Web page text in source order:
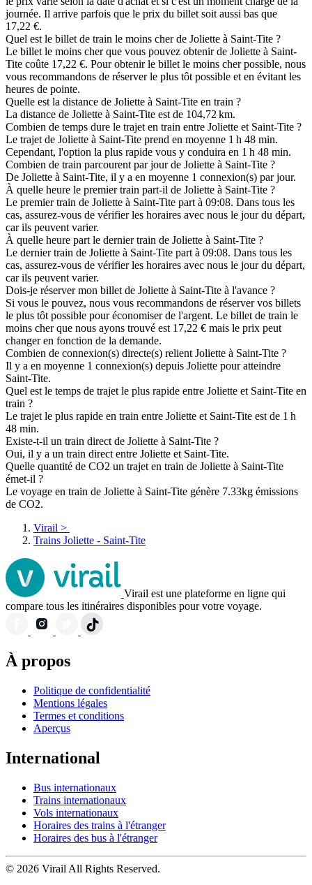
journée. Il arrive parfois que le prix du billet soit aussi bas que
17,22 €.
Quel est le billet de train le moins cher de Joliette à Saint-Tite ?
Le billet le moins cher que vous pouvez obtenir de Joliette à Saint-
Tite coûte 17,22 €. Pour obtenir le billet le moins cher possible, nous
vous recommandons de réserver le plus tôt possible et en évitant les
heures de pointe.
Quelle est la distance de Joliette à Saint-Tite en train ?
La distance de Joliette à Saint-Tite est de 104,72 km.
Combien de temps dure le trajet en train entre Joliette et Saint-Tite ?
Le trajet de Joliette à Saint-Tite prend en moyenne 1 h 48 min.
Cependant, l'option la plus rapide vous y conduira en 1 h 48 min.
Combien de train parcourent par jour de Joliette à Saint-Tite ?
De Joliette à Saint-Tite, il y a en moyenne 1 connexion(s) par jour.
À quelle heure le premier train part-il de Joliette à Saint-Tite ?
Le premier train de Joliette à Saint-Tite part à 09:08. Dans tous les
cas, assurez-vous de vérifier les horaires avec nous le jour du départ,
car ils peuvent varier.
À quelle heure part le dernier train de Joliette à Saint-Tite ?
Le dernier train de Joliette à Saint-Tite part à 09:08. Dans tous les
cas, assurez-vous de vérifier les horaires avec nous le jour du départ,
car ils peuvent varier.
Dois-je réserver mon billet de Joliette à Saint-Tite à l'avance ?
Si vous le pouvez, nous vous recommandons de réserver vos billets
le plus tôt possible pour économiser de l'argent. Le billet de train le
moins cher que nous ayons trouvé est 17,22 € mais le prix peut
changer en fonction de la demande.
Combien de connexion(s) directe(s) relient Joliette à Saint-Tite ?
Il y a en moyenne 1 connexion(s) depuis Joliette pour atteindre
Saint-Tite.
Quel est le temps de trajet le plus rapide entre Joliette et Saint-Tite en
train ?
Le trajet le plus rapide en train entre Joliette et Saint-Tite est de 1 h
48 min.
Existe-t-il un train direct de Joliette à Saint-Tite ?
Oui, il y a un train direct entre Joliette et Saint-Tite.
Quelle quantité de CO2 un trajet en train de Joliette à Saint-Tite
émet-il ?
Le voyage en train de Joliette à Saint-Tite génère 7.33kg émissions
de CO2.
Virail >
Trains Joliette - Saint-Tite
Virail est une plateforme en ligne qui
compare tous les itinéraires disponibles pour votre voyage.
À propos
Politique de confidentialité
Mentions légales
Termes et conditions
Aperçus
International
Bus internationaux
Trains internationaux
Vols internationaux
Horaires des trains à l'étranger
Horaires des bus à l'étranger
© 2026 Virail All Rights Reserved.